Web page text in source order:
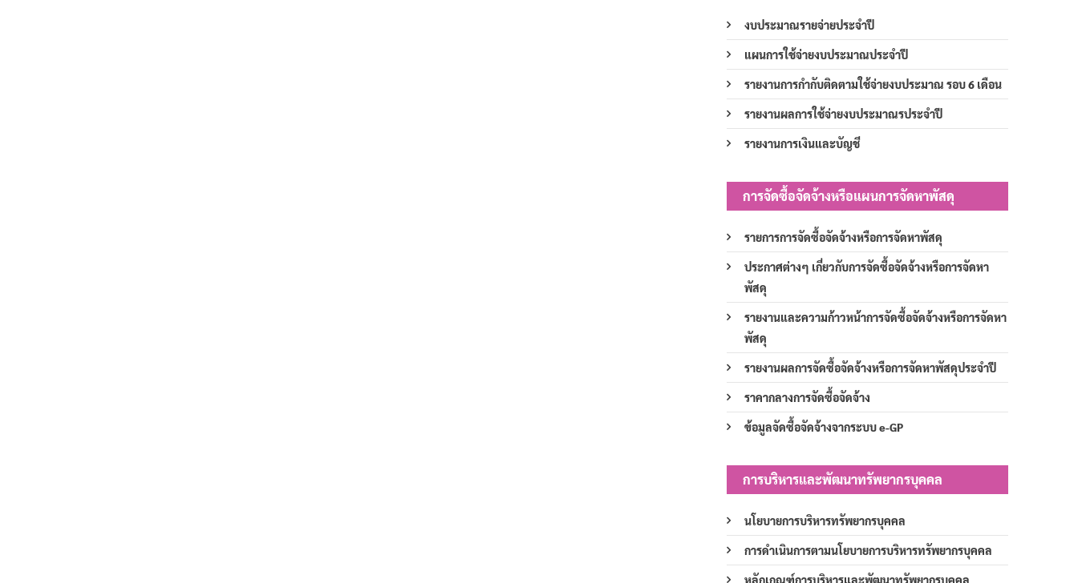
งบประมาณรายจ่ายประจำปี
แผนการใช้จ่ายงบประมาณประจำปี
รายงานการกำกับติดตามใช้จ่ายงบประมาณ รอบ 6 เดือน
รายงานผลการใช้จ่ายงบประมาณรประจำปี
รายงานการเงินและบัญชี
การจัดซื้อจัดจ้างหรือแผนการจัดหาพัสดุ
รายการการจัดซื้อจัดจ้างหรือการจัดหาพัสดุ
ประกาศต่างๆ เกี่ยวกับการจัดซื้อจัดจ้างหรือการจัดหา
พัสดุ
รายงานและความก้าวหน้าการจัดซื้อจัดจ้างหรือการจัดหา
พัสดุ
รายงานผลการจัดซื้อจัดจ้างหรือการจัดหาพัสดุประจำปี
ราคากลางการจัดซื้อจัดจ้าง
ข้อมูลจัดซื้อจัดจ้างจากระบบ e-GP
การบริหารและพัฒนาทรัพยากรบุคคล
นโยบายการบริหารทรัพยากรบุคคล
การดำเนินการตามนโยบายการบริหารทรัพยากรบุคคล
หลักเกณฑ์การบริหารและพัฒนาทรัพยากรบุคคล